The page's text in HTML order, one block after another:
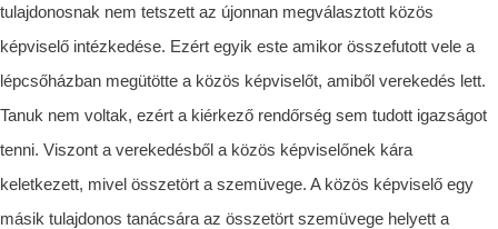
tulajdonosnak nem tetszett az újonnan megválasztott közös
képviselő intézkedése. Ezért egyik este amikor összefutott vele a
lépcsőházban megütötte a közös képviselőt, amiből verekedés lett.
Tanuk nem voltak, ezért a kiérkező rendőrség sem tudott igazságot
tenni. Viszont a verekedésből a közös képviselőnek kára
keletkezett, mivel összetört a szemüvege. A közös képviselő egy
másik tulajdonos tanácsára az összetört szemüvege helyett a